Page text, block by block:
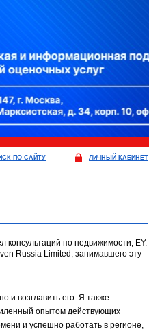
ПО САЙТУ ЛИЧНЫЙ КАБИНЕТ
по недвижимости, EY.
Russia Limited, занимавшего эту
и возглавить его. Я также
опытом действующих
и успешно работать в регионе,